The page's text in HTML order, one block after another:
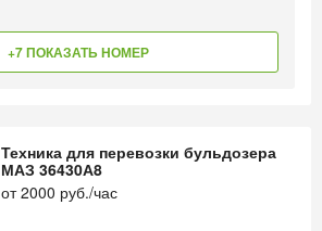
+7 ПОКАЗАТЬ НОМЕР
Техника для перевозки бульдозера
МАЗ 36430А8
от2000 руб./час